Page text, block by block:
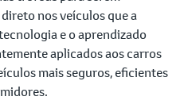
nos veículos que a
e o aprendizado
aplicados aos carros
mais seguros, eficientes